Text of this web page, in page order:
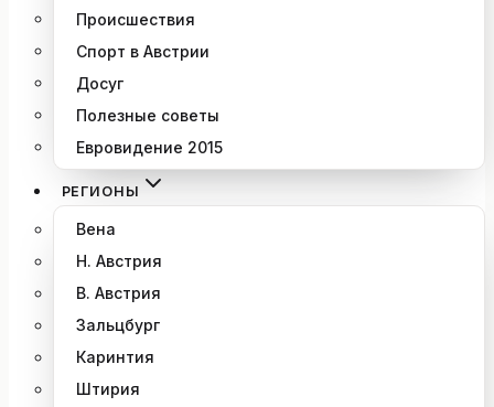
Происшествия
Спорт в Австрии
Досуг
Полезные советы
Евровидение 2015
РЕГИОНЫ
Вена
Н. Австрия
В. Австрия
Зальцбург
Каринтия
Штирия